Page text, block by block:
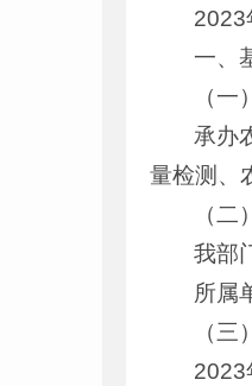
2023
一、
（
承办
量检测、
（
我部
所属
（
2023